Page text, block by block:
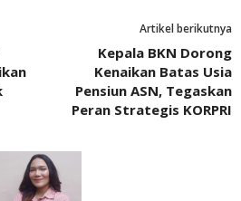
Artikel berikutnya
Kepala BKN Dorong
Kenaikan Batas Usia
Pensiun ASN, Tegaskan
Peran Strategis KORPRI